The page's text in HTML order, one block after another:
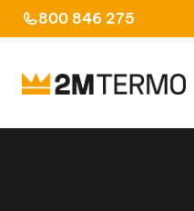
al
800 846 275